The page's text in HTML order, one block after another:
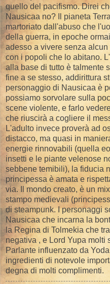
quello del pacifismo. Direi
Nausicaa no? Il pianeta
martoriato dall'abuso che
della guerra, in epoche
adesso a vivere senza
con i popoli che lo abitano.
alla base di tutto è talmente
fine a se stesso, addirittura
personaggio di Nausicaa è
possiamo sorvolare sulla
scene violente, e farlo
che riuscirà a cogliere il
L'adulto invece proverà ad
distacco, ma quasi in
energie rinnovabili (quella
insetti e le piante velenose
sebbene temibili), la fiducia
principessa è amata e
via. Il mondo creato, è un
stampo medievali
di steampunk. I personaggi
Nausicaa che incarna la
la Regina di Tolmekia che
negativa , e Lord Yupa molti
Parlante influenzato da
ingredienti di notevole
degna di molti complimenti.